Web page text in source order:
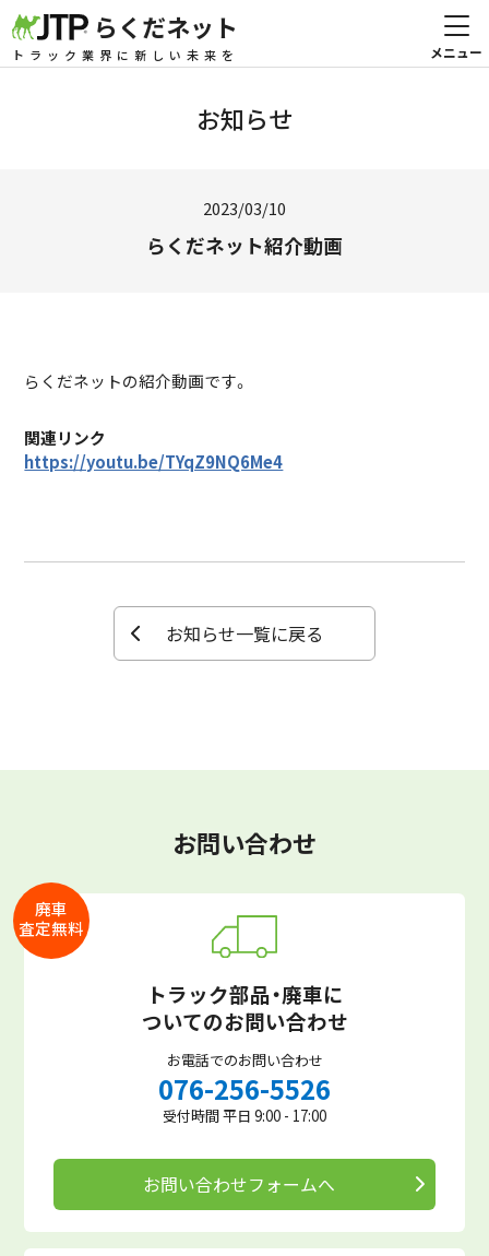
らくだネット
トラック業界に新しい未来を
お知らせ
2023/03/10
らくだネット紹介動画
らくだネットの紹介動画です。
関連リンク
https://youtu.be/TYqZ9NQ6Me4
お知らせ一覧に戻る
お問い合わせ
廃車
査定無料
トラック部品・廃車に
ついてのお問い合わせ
お電話でのお問い合わせ
076-256-5526
受付時間 平日 9:00 - 17:00
お問い合わせフォームへ